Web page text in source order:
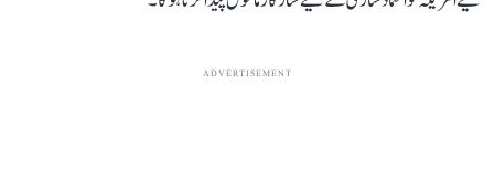
ADVERTISEMENT